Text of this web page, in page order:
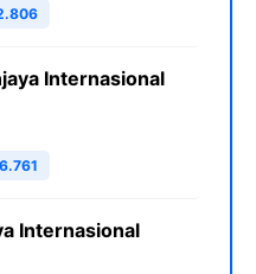
Internasional
Internasional